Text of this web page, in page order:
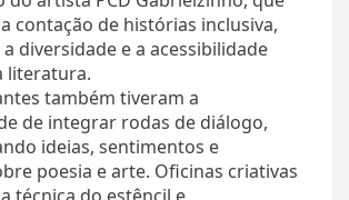
contação de histórias inclusiva,
diversidade e a acessibilidade
literatura.
também tiveram a
de integrar rodas de diálogo,
ideias, sentimentos e
poesia e arte. Oficinas criativas